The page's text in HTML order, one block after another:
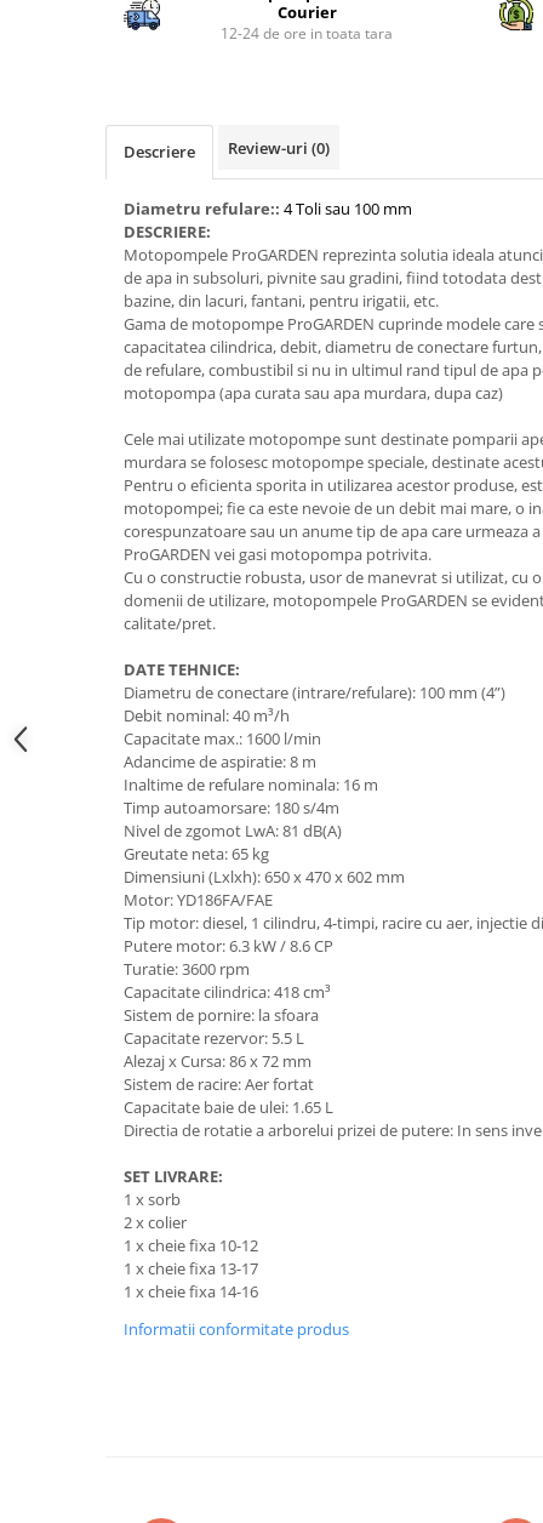
Piese si consumabile pentru
MOTOCOSITORI
Sere si solarii
Tocatoare fan, crengi, tulpini
Fierastraie electrice
Lampi solare
Masini de slefuit
Macarale si electopalane
Masini de tencuit
Masini de taiat placi ceramice /
gresie / faianta / parchet
Masini de canelat
Motoare termice
Motoare electrice
Nivela de masurat
Pistoale de impact electrice si
Pistoale de vopsit
Prelungitoare
Polizoare electrice de banc si
Rindele si freze pentru lemn
Redresoare auto - roboti de
Suflante cu aer cald
Scari metalice
Scule cu acumulator
Scule pentru electricieni
Truse de scule
Truse de lipit PPR
Ventuze cu brate pentru transport
Vibratoare beton
Sobe pe gaz
Tunuri de caldura
Ventilatoare
Ventilatoare Industriale
Chiuvete bucatarie
Deshidratoare
Dozatoare de apa
Espressoare, cafetiere si rasnite
Fiare de calcat / Mese pentru
Forme de prajituri
Hote Decorative
Hote Telescopice
Hote Traditionale
Hote Incorporabile
Hote Cupolare
Accesorii, consumabile hote
Masini de tocat carne
Masini de carnati ( CARNATARI )
Masini de spalat vase
Masini de spalat vase incorporabile
Masini de spalat vase
independente
Masini de spalat rufe
Masini de spalat rufe frontale
Masini de spalat rufe verticale
Masini de spalat rufe incorporabile
Masini de spalat rufe cu uscator
Masini de facut paine
Pachete electrocasnice
incorporabile
SANDWICH MAKER
Courier
12-24 de ore in toata tara
Descriere Review-uri (0)
Diametru refulare:: 4 Toli sau 100 mm
DESCRIERE:
Motopompele ProGARDEN reprezinta solutia ideala
de apa in subsoluri, pivnite sau gradini, fiind totodata
bazine, din lacuri, fantani, pentru irigatii, etc.
Gama de motopompe ProGARDEN cuprinde modele care
capacitatea cilindrica, debit, diametru de conectare
de refulare, combustibil si nu in ultimul rand tipul de apa
motopompa (apa curata sau apa murdara, dupa caz)
Cele mai utilizate motopompe sunt destinate pomparii
murdara se folosesc motopompe speciale, destinate
Pentru o eficienta sporita in utilizarea acestor produse,
motopompei; fie ca este nevoie de un debit mai mare, o
corespunzatoare sau un anume tip de apa care urmeaza
ProGARDEN vei gasi motopompa potrivita.
Cu o constructie robusta, usor de manevrat si utilizat, cu
domenii de utilizare, motopompele ProGARDEN se
calitate/pret.
DATE TEHNICE:
Diametru de conectare (intrare/refulare): 100 mm (4”)
Debit nominal: 40 m³/h
Capacitate max.: 1600 l/min
Adancime de aspiratie: 8 m
Inaltime de refulare nominala: 16 m
Timp autoamorsare: 180 s/4m
Nivel de zgomot LwA: 81 dB(A)
Greutate neta: 65 kg
Dimensiuni (Lxlxh): 650 x 470 x 602 mm
Motor: YD186FA/FAE
Tip motor: diesel, 1 cilindru, 4-timpi, racire cu aer, injectie
Putere motor: 6.3 kW / 8.6 CP
Turatie: 3600 rpm
Capacitate cilindrica: 418 cm³
Sistem de pornire: la sfoara
Capacitate rezervor: 5.5 L
Alezaj x Cursa: 86 x 72 mm
Sistem de racire: Aer fortat
Capacitate baie de ulei: 1.65 L
Directia de rotatie a arborelui prizei de putere: In sens
SET LIVRARE:
1 x sorb
2 x colier
1 x cheie fixa 10-12
1 x cheie fixa 13-17
1 x cheie fixa 14-16
Informatii conformitate produs